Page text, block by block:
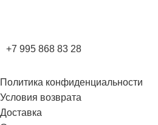
+7 995 868 83 28
Политика конфиденциальности
Условия возврата
Доставка